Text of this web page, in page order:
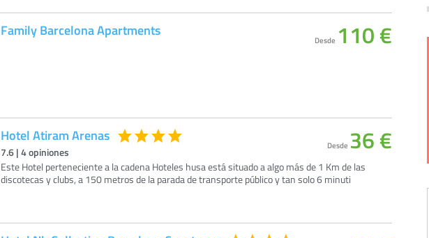
Family Barcelona Apartments
Desde 110 €
Hotel Atiram Arenas
7.6 | 4opiniones
Este Hotel perteneciente a la cadena Hoteles husa está situado a algo más de 1 Km de las
discotecas y clubs, a 150 metros de la parada de transporte público y tan solo 6 minuti
Desde 36 €